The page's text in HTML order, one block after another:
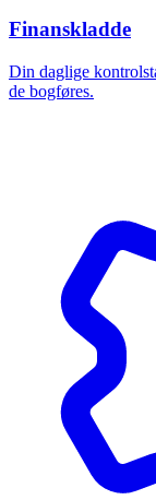
Finanskladde
Din daglige
de bogføres.